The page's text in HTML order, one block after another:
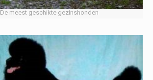
De meest geschikte gezinshonden